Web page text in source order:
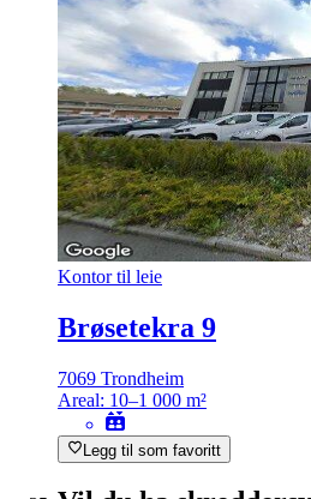
Kontor til leie
Brøsetekra 9
7069 Trondheim
Areal: 10–1 000 m²
Legg til som favoritt